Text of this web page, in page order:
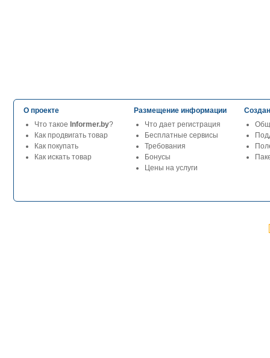
О проекте
Что такое Informer.by?
Как продвигать товар
Как покупать
Как искать товар
Размещение информации
Что дает регистрация
Бесплатные сервисы
Требования
Бонусы
Цены на услуги